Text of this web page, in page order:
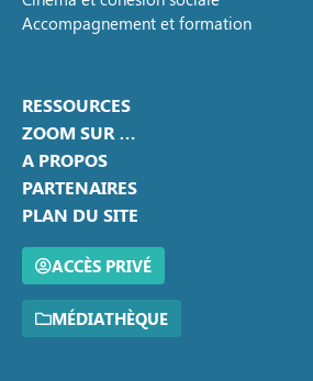
Accompagnement et formation
RESSOURCES
ZOOM SUR …
A PROPOS
PARTENAIRES
PLAN DU SITE
ACCÈS PRIVÉ
MÉDIATHÈQUE